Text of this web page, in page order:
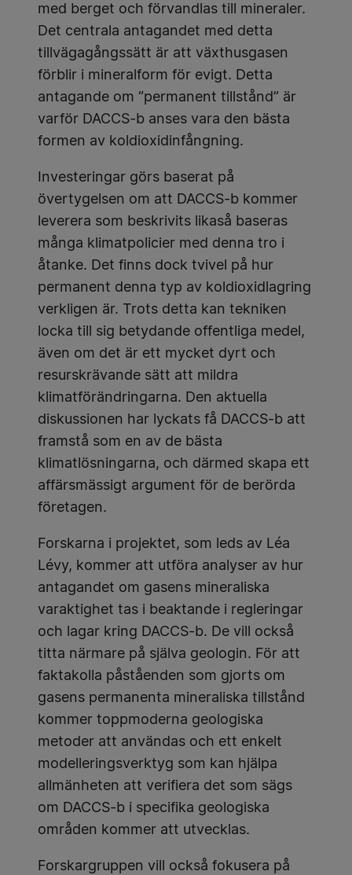
med berget och förvandlas till mineraler.
Det centrala antagandet med detta
tillvägagångssätt är att växthusgasen
förblir i mineralform för evigt. Detta
antagande om “permanent tillstånd” är
varför DACCS-b anses vara den bästa
formen av koldioxidinfångning.
Investeringar görs baserat på
övertygelsen om att DACCS-b kommer
leverera som beskrivits likaså baseras
många klimatpolicier med denna tro i
åtanke. Det finns dock tvivel på hur
permanent denna typ av koldioxidlagring
verkligen är. Trots detta kan tekniken
locka till sig betydande offentliga medel,
även om det är ett mycket dyrt och
resurskrävande sätt att mildra
klimatförändringarna. Den aktuella
diskussionen har lyckats få DACCS-b att
framstå som en av de bästa
klimatlösningarna, och därmed skapa ett
affärsmässigt argument för de berörda
företagen.
Forskarna i projektet, som leds av Léa
Lévy, kommer att utföra analyser av hur
antagandet om gasens mineraliska
varaktighet tas i beaktande i regleringar
och lagar kring DACCS-b. De vill också
titta närmare på själva geologin. För att
faktakolla påståenden som gjorts om
gasens permanenta mineraliska tillstånd
kommer toppmoderna geologiska
metoder att användas och ett enkelt
modelleringsverktyg som kan hjälpa
allmänheten att verifiera det som sägs
om DACCS-b i specifika geologiska
områden kommer att utvecklas.
Forskargruppen vill också fokusera på